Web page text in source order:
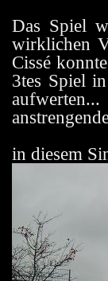
Das Spiel
wirklichen
Cissé
3tes Spiel
in diesem